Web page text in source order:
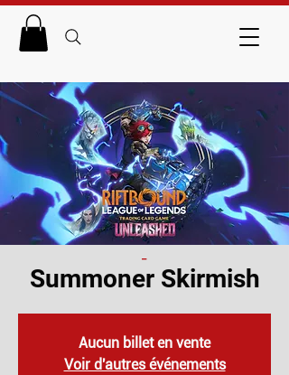
Summoner Skirmish
Aucun billet en vente
Voir d'autres événements